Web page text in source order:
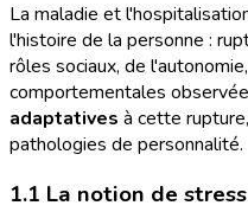
La maladie et
l'histoire de la personne :
rôles sociaux, de
comportementales
adaptatives à cette
pathologies de personnalité.
1.1 La notion de